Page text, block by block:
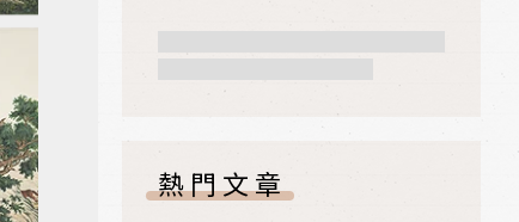
熱門文章